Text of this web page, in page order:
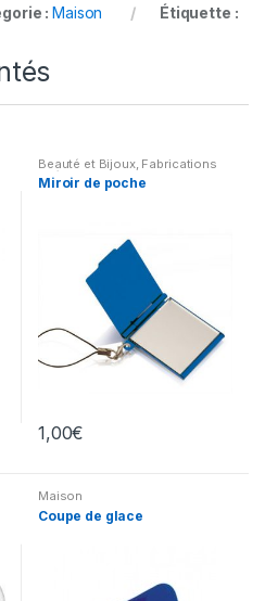
:Maison
Étiquette :
Beauté et Bijoux, Fabrications
spéciales Maison
Miroir de poche
1,00€
Maison
Coupe de glace